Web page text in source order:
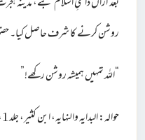
روشن کرنے کا شرف حاصل کیا۔
“اللہ تمہیں ہمیشہ روشن رکھے!”
حوالہ: البدایہ والنہایہ، ابن کثیر، جلد 1، ص 800